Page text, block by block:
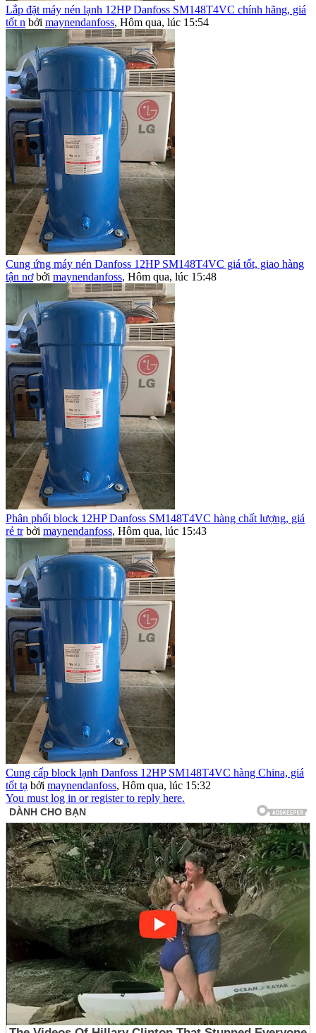
Lắp đặt máy nén lạnh 12HP Danfoss SM148T4VC chính hãng, giá
tốt n bởi maynendanfoss, Hôm qua, lúc 15:54
Cung ứng máy nén Danfoss 12HP SM148T4VC giá tốt, giao hàng
tận nơ bởi maynendanfoss, Hôm qua, lúc 15:48
Phân phối block 12HP Danfoss SM148T4VC hàng chất lượng, giá
rẻ tr bởi maynendanfoss, Hôm qua, lúc 15:43
Cung cấp block lạnh Danfoss 12HP SM148T4VC hàng China, giá
tốt tạ bởi maynendanfoss, Hôm qua, lúc 15:32
You must log in or register to reply here.